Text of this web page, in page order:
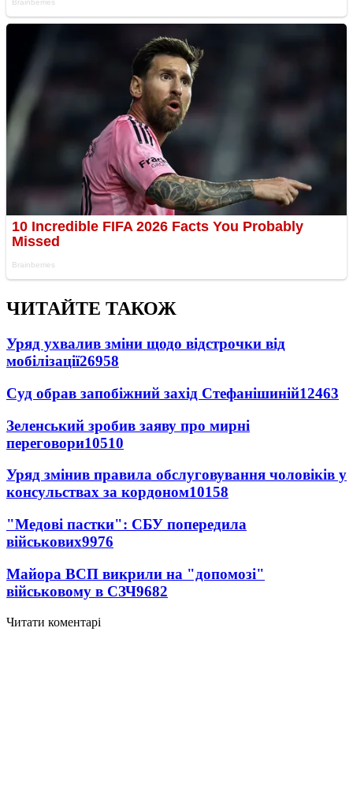
ЧИТАЙТЕ ТАКОЖ
Уряд ухвалив зміни щодо відстрочки від
мобілізації26958
Суд обрав запобіжний захід Стефанішиній12463
Зеленський зробив заяву про мирні
переговори10510
Уряд змінив правила обслуговування чоловіків у
консульствах за кордоном10158
"Медові пастки": СБУ попередила
військових9976
Майора ВСП викрили на "допомозі"
військовому в СЗЧ9682
Читати коментарі